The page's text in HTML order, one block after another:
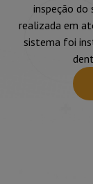
inspeção do
realizada em
sistema foi